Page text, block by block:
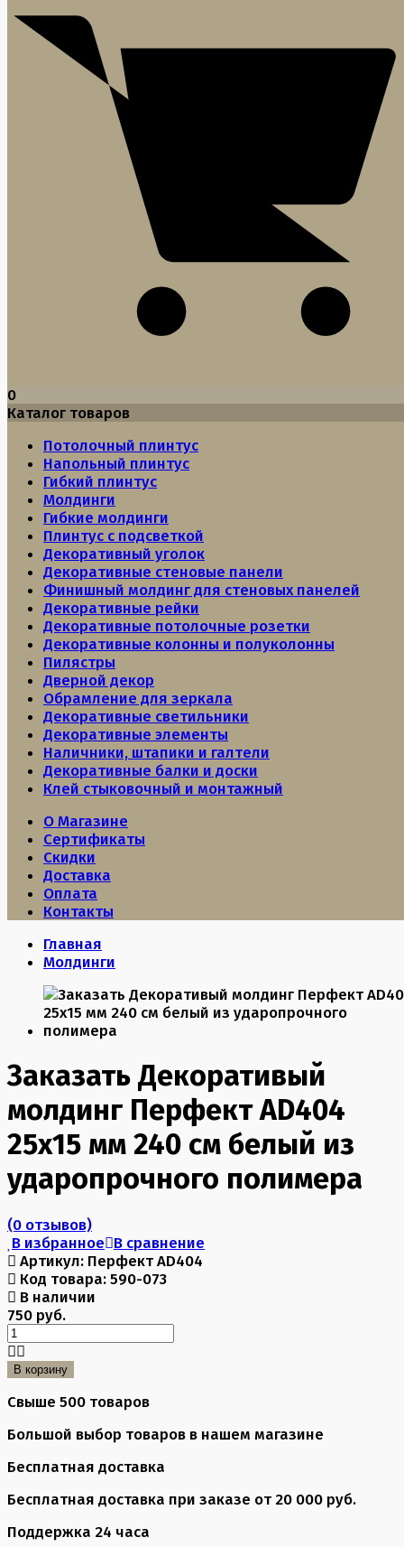
0
Каталог товаров
Потолочный плинтус
Напольный плинтус
Гибкий плинтус
Молдинги
Гибкие молдинги
Плинтус с подсветкой
Декоративный уголок
Декоративные стеновые панели
Финишный молдинг для стеновых панелей
Декоративные рейки
Декоративные потолочные розетки
Декоративные колонны и полуколонны
Пилястры
Дверной декор
Обрамление для зеркала
Декоративные светильники
Декоративные элементы
Наличники, штапики и галтели
Декоративные балки и доски
Клей стыковочный и монтажный
О Магазине
Сертификаты
Скидки
Доставка
Оплата
Контакты
Главная
Молдинги
Заказать Декоративый
молдинг Перфект AD404
25х15 мм 240 см белый из
ударопрочного полимера
(0 отзывов)
В избранное В сравнение
Артикул: Перфект AD404
Код товара: 590-073
В наличии
750 руб.
В корзину
Свыше 500 товаров
Большой выбор товаров в нашем магазине
Бесплатная доставка
Бесплатная доставка при заказе от 20 000 руб.
Поддержка 24 часа